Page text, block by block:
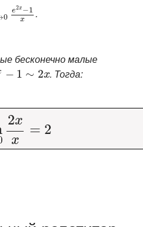
0
e2x −1
x
0e2x−1x.
бесконечно малые
− 1 ∼ 2x
−1 ∼2x . Тогда:
2x
x
= 2
x→02 xx